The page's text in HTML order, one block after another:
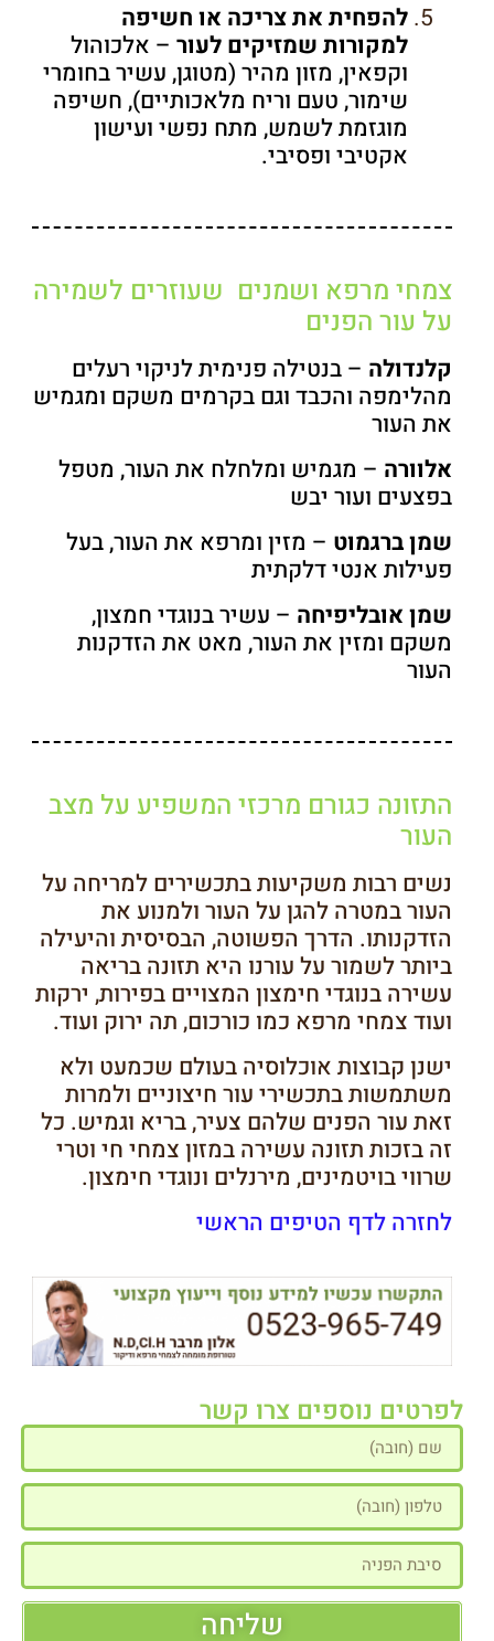
להפחית את צריכה או חשיפה
למקורות שמזיקים לעור– אלכוהול
וקפאין, מזון מהיר (מטוגן, עשיר בחומרי
שימור, טעם וריח מלאכותיים), חשיפה
מוגזמת לשמש, מתח נפשי ועישון
אקטיבי ופסיבי.
צמחי מרפא ושמנים שעוזרים לשמירה
על עור הפנים
קלנדולה – בנטילה פנימית לניקוי רעלים
מהלימפה והכבד וגם בקרמים משקם ומגמיש
את העור
אלוורה – מגמיש ומלחלח את העור, מטפל
בפצעים ועור יבש
שמן ברגמוט – מזין ומרפא את העור, בעל
פעילות אנטי דלקתית
שמן אובליפיחה – עשיר בנוגדי חמצון,
משקם ומזין את העור, מאט את הזדקנות
העור
התזונה כגורם מרכזי המשפיע על מצב
העור
נשים רבות משקיעות בתכשירים למריחה על
העור במטרה להגן על העור ולמנוע את
הזדקנותו. הדרך הפשוטה, הבסיסית והיעילה
ביותר לשמור על עורנו היא תזונה בריאה
עשירה בנוגדי חימצון המצויים בפירות, ירקות
ועוד צמחי מרפא כמו כורכום, תה ירוק ועוד.
ישנן קבוצות אוכלוסיה בעולם שכמעט ולא
משתמשות בתכשירי עור חיצוניים ולמרות
זאת עור הפנים שלהם צעיר, בריא וגמיש. כל
זה בזכות תזונה עשירה במזון צמחי חי וטרי
שרווי בויטמינים, מירנלים ונוגדי חימצון.
לחזרה לדף הטיפים הראשי
לפרטים נוספים צרו קשר
שליחה